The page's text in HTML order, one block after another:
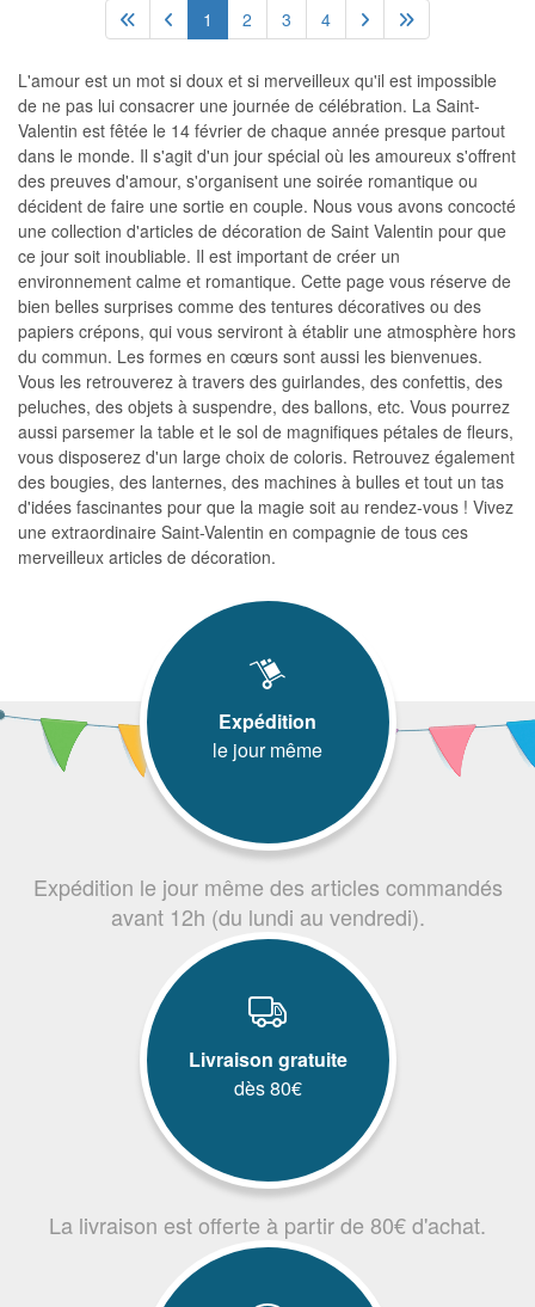
1 2 3 4
L'amour est un mot si doux et si merveilleux qu'il est impossible
de ne pas lui consacrer une journée de célébration. La Saint-
Valentin est fêtée le 14 février de chaque année presque partout
dans le monde. Il s'agit d'un jour spécial où les amoureux s'offrent
des preuves d'amour, s'organisent une soirée romantique ou
décident de faire une sortie en couple. Nous vous avons concocté
une collection d'articles de décoration de Saint Valentin pour que
ce jour soit inoubliable. Il est important de créer un
environnement calme et romantique. Cette page vous réserve de
bien belles surprises comme des tentures décoratives ou des
papiers crépons, qui vous serviront à établir une atmosphère hors
du commun. Les formes en cœurs sont aussi les bienvenues.
Vous les retrouverez à travers des guirlandes, des confettis, des
peluches, des objets à suspendre, des ballons, etc. Vous pourrez
aussi parsemer la table et le sol de magnifiques pétales de fleurs,
vous disposerez d'un large choix de coloris. Retrouvez également
des bougies, des lanternes, des machines à bulles et tout un tas
d'idées fascinantes pour que la magie soit au rendez-vous ! Vivez
une extraordinaire Saint-Valentin en compagnie de tous ces
merveilleux articles de décoration.
Expédition
le jour même
Expédition le jour même des articles commandés
avant 12h (du lundi au vendredi).
Livraison gratuite
dès 80€
La livraison est offerte à partir de 80€ d'achat.